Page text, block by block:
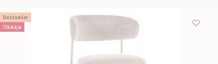
Okazja
Bestseller